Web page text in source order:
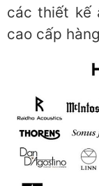
các thiết kế
cao cấp